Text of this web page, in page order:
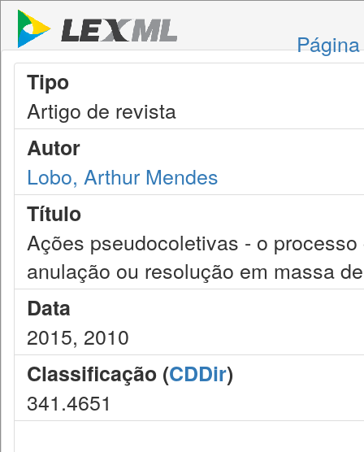
Tipo
Artigo de revista
Autor
Lobo, Arthur Mendes
Título
Ações pseudocoletivas - o
anulação ou resolução em massa
Data
2015, 2010
Classificação (CDDir)
341.4651